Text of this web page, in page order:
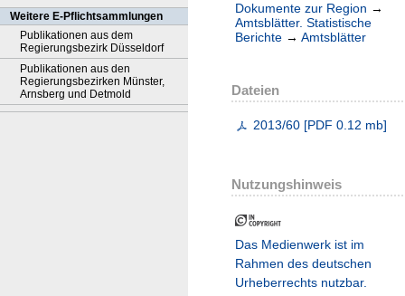
Weitere E-Pflichtsammlungen
Publikationen aus dem
Regierungsbezirk Düsseldorf
Publikationen aus den
Regierungsbezirken Münster,
Arnsberg und Detmold
Dokumente zur Region →
Amtsblätter. Statistische
Berichte → Amtsblätter
Dateien
2013/60 [PDF 0.12 mb]
Nutzungshinweis
Das Medienwerk ist im
Rahmen des deutschen
Urheberrechts nutzbar.